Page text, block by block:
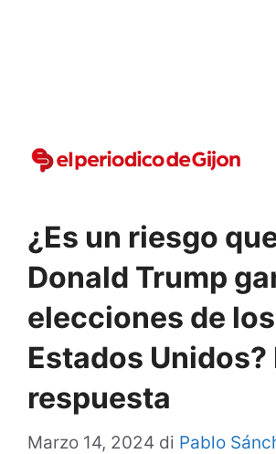
¿Es un riesgo
Donald Trump
elecciones de los
Estados Unidos?
respuesta
Marzo 14, 2024 di Pablo